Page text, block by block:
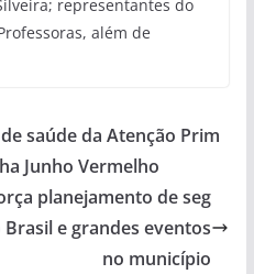
representantes do
além de
saúde da Atenção Prim
Junho Vermelho
planejamento de seg
e grandes eventos
no município